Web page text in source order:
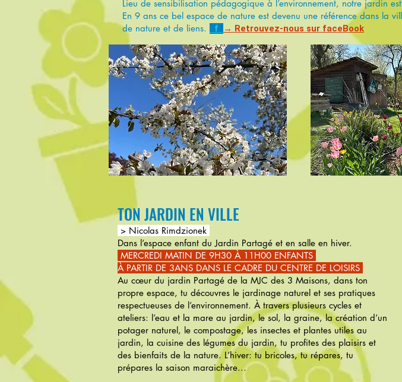
Lieu de sensibilisation pédagogique à l’environnement, notre jardin
En 9 ans ce bel espace de nature est devenu une référence dans la
de nature et de liens.
f → Retrouvez-nous sur faceBook
TON JARDIN EN VILLE
> Nicolas Rimdzionek
Dans l’espace enfant du Jardin Partagé et en salle en hiver.
MERCREDI MATIN DE 9H30 À 11H00 ENFANTS
À PARTIR DE 3ANS DANS LE CADRE DU CENTRE DE LOISIRS
Au cœur du jardin Partagé de la MJC des 3 Maisons, dans ton
propre espace, tu découvres le jardinage naturel et ses pratiques
respectueuses de l’environnement. À travers plusieurs cycles et
ateliers: l’eau et la mare au jardin, le sol, la graine, la création d’un
potager naturel, le compostage, les insectes et plantes utiles au
jardin, la cuisine des légumes du jardin, tu profites des plaisirs et
des bienfaits de la nature. L’hiver: tu bricoles, tu répares, tu
prépares la saison maraichère...